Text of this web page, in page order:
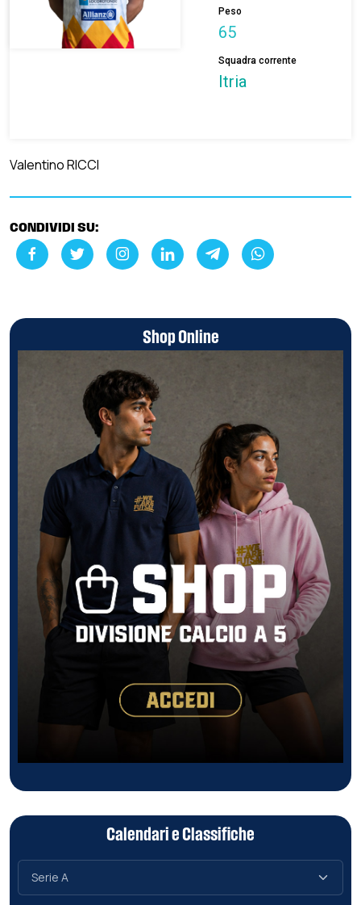
Peso
65
Squadra corrente
Itria
Valentino RICCI
CONDIVIDI SU:
Shop Online
Calendari e Classifiche